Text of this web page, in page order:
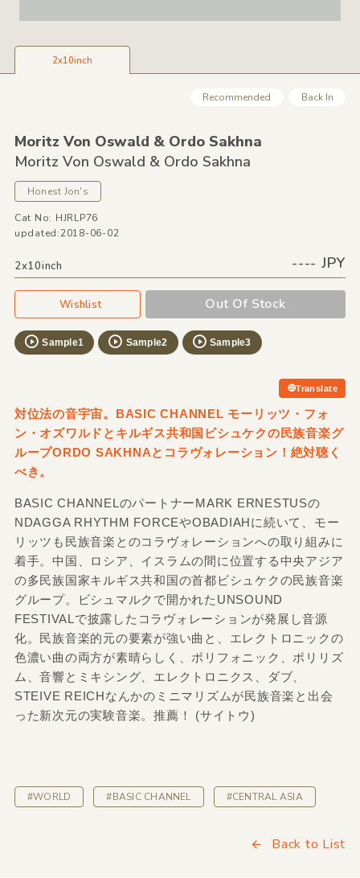
2x10inch
Recommended Back In
Moritz Von Oswald &Ordo Sakhna
Moritz Von Oswald &Ordo Sakhna
Honest Jon's
Cat No: HJRLP76
updated:2018-06-02
2x10inch ---- JPY
Wishlist Out Of Stock
Sample1 Sample2 Sample3
Translate
対位法の音宇宙。BASIC CHANNEL モーリッツ・フォ
ン・オズワルドとキルギス共和国ビシュケクの民族音楽グ
ループORDO SAKHNAとコラヴォレーション！絶対聴く
べき。
BASIC CHANNELのパートナーMARK ERNESTUSの
NDAGGA RHYTHM FORCEやOBADIAHに続いて、モー
リッツも民族音楽とのコラヴォレーションへの取り組みに
着手。中国、ロシア、イスラムの間に位置する中央アジア
の多民族国家キルギス共和国の首都ビシュケクの民族音楽
グループ。ビシュマルクで開かれたUNSOUND
FESTIVALで披露したコラヴォレーションが発展し音源
化。民族音楽的元の要素が強い曲と、エレクトロニックの
色濃い曲の両方が素晴らしく、ポリフォニック、ポリリズ
ム、音響とミキシング、エレクトロニクス、ダブ、
STEIVE REICHなんかのミニマリズムが民族音楽と出会
った新次元の実験音楽。推薦！ (サイトウ)
#WORLD #BASIC CHANNEL #CENTRAL ASIA
Back to List